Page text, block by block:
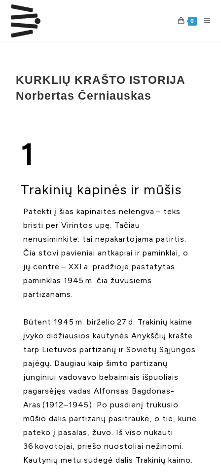
0
KURKLIŲ KRAŠTO ISTORIJA
Norbertas Černiauskas
1
Trakinių kapinės ir mūšis
Patekti į šias kapinaites nelengva – teks
bristi per Virintos upę. Tačiau
nenusiminkite: tai nepakartojama patirtis.
Čia stovi pavieniai antkapiai ir paminklai, o
jų centre – XXI a. pradžioje pastatytas
paminklas 1945 m. čia žuvusiems
partizanams.
Būtent 1945 m. birželio 27 d. Trakinių kaime
įvyko didžiausios kautynės Anykščių krašte
tarp Lietuvos partizanų ir Sovietų Sąjungos
pajėgų. Daugiau kaip šimto partizanų
junginiui vadovavo bebaimiais išpuoliais
pagarsėjęs vadas Alfonsas Bagdonas-
Aras (1912–1945). Po pusdienį trukusio
mūšio dalis partizanų pasitraukė, o tie, kurie
pateko į pasalas, žuvo. Iš viso nukauti
36 kovotojai, priešo nuostoliai nežinomi.
Kautynių metu sudegė dalis Trakinių kaimo.